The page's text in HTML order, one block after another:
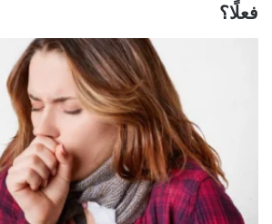
فعلًا؟